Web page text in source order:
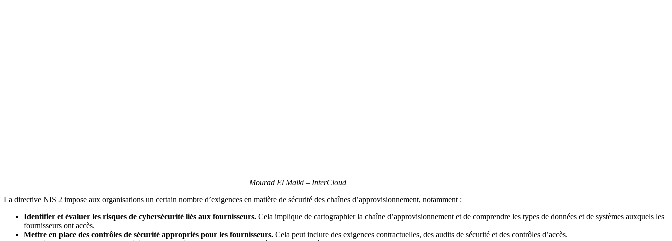
Mourad El Malki – InterCloud
La directive NIS 2 impose aux organisations un certain nombre d’exigences en matière de sécurité des chaînes d’approvisionnement, notamment :
Identifier et évaluer les risques de cybersécurité liés aux fournisseurs. Cela implique de cartographier la chaîne d’approvisionnement et de comprendre les types de données et de systèmes auxquels les
fournisseurs ont accès.
Mettre en place des contrôles de sécurité appropriés pour les fournisseurs. Cela peut inclure des exigences contractuelles, des audits de sécurité et des contrôles d’accès.